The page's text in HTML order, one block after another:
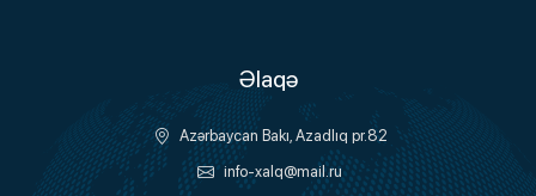
Əlaqə
Azərbaycan Bakı, Azadlıq pr.82
info-xalq@mail.ru